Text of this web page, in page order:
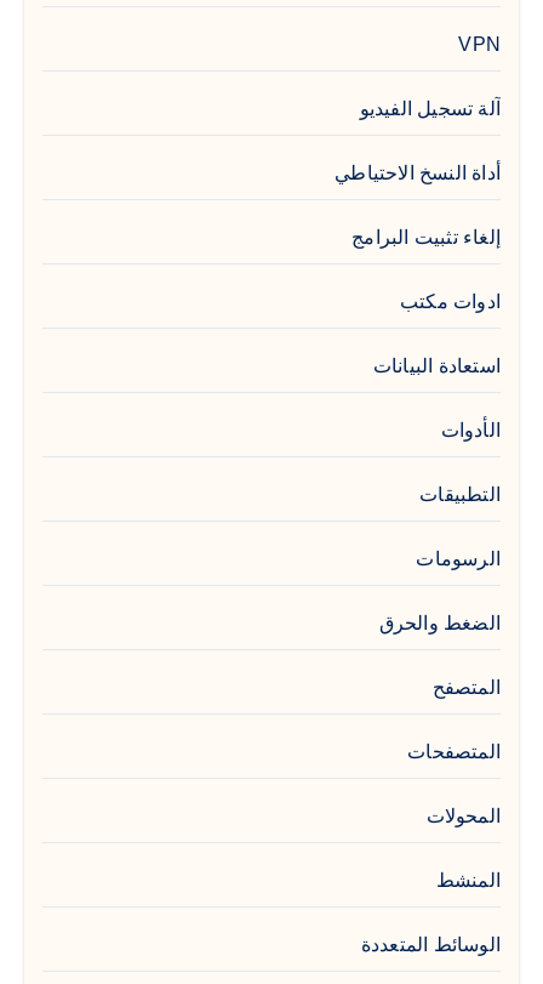
VPN
آلة تسجيل الفيديو
أداة النسخ الاحتياطي
إلغاء تثبيت البرامج
ادوات مكتب
استعادة البيانات
الأدوات
التطبيقات
الرسومات
الضغط والحرق
المتصفح
المتصفحات
المحولات
المنشط
الوسائط المتعددة